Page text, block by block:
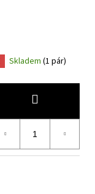
Skladem (1 pár)